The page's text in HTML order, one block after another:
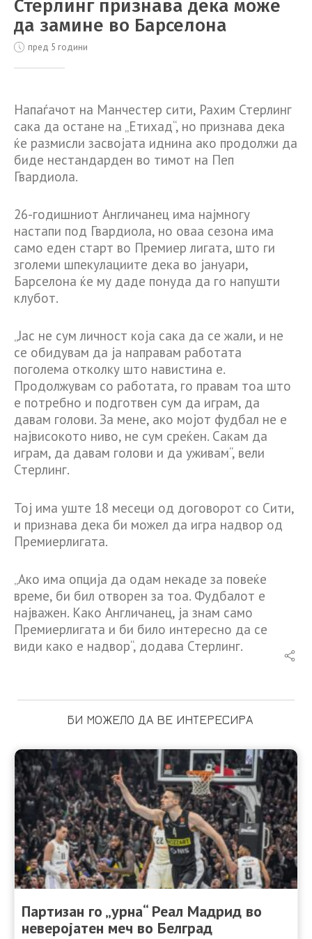
Стерлинг признава дека може
да замине во Барселона
пред 5 години
Напаѓачот на Манчестер сити, Рахим Стерлинг
сака да остане на „Етихад“, но признава дека
ќе размисли засвојата иднина ако продолжи да
биде нестандарден во тимот на Пеп
Гвардиола.
26-годишниот Англичанец има најмногу
настапи под Гвардиола, но оваа сезона има
само еден старт во Премиер лигата, што ги
зголеми шпекулациите дека во јануари,
Барселона ќе му даде понуда да го напушти
клубот.
„Јас не сум личност која сака да се жали, и не
се обидувам да ја направам работата
поголема отколку што навистина е.
Продолжувам со работата, го правам тоа што
е потребно и подготвен сум да играм, да
давам голови. За мене, ако мојот фудбал не е
највисокото ниво, не сум среќен. Сакам да
играм, да давам голови и да уживам“, вели
Стерлинг.
Тој има уште 18 месеци од договорот со Сити,
и признава дека би можел да игра надвор од
Премиерлигата.
„Ако има опција да одам некаде за повеќе
време, би бил отворен за тоа. Фудбалот е
најважен. Како Англичанец, ја знам само
Премиерлигата и би било интересно да се
види како е надвор“, додава Стерлинг.
БИ МОЖЕЛО ДА ВЕ ИНТЕРЕСИРА
Партизан го „урна“ Реал Мадрид во
неверојатен меч во Белград